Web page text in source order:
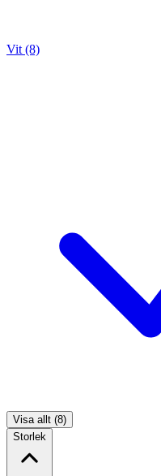
Vit (8)
Visa allt (8)
Storlek